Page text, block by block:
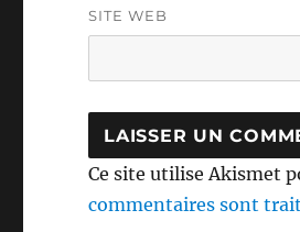
SITE WEB
Ce site utilise Akismet
commentaires sont